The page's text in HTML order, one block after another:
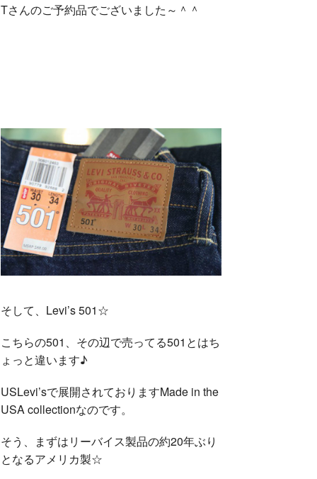
Tさんのご予約品でございました～＾＾
そして、Levi’s 501☆
こちらの501、その辺で売ってる501とはち
ょっと違います♪
USLevi’sで展開されておりますMade in the
USA collectionなのです。
そう、まずはリーバイス製品の約20年ぶり
となるアメリカ製☆